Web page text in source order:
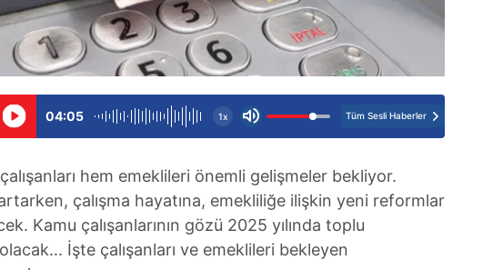
04:05 1x Tüm Sesli Haberler
hem emeklileri önemli gelişmeler bekliyor.
çalışma hayatına, emekliliğe ilişkin yeni reformlar
Kamu çalışanlarının gözü 2025 yılında toplu
İşte çalışanları ve emeklileri bekleyen